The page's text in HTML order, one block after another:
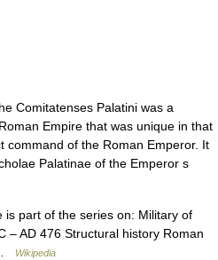
Comitatenses Palatini was a
Empire that was unique in that
command of the Roman Emperor. It
Palatinae of the Emperor s
part of the series on: Military of
– AD 476 Structural history Roman
Wikipedia